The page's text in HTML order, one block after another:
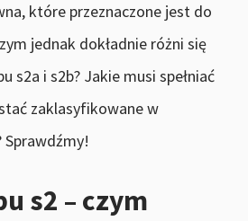
które przeznaczone jest do
jednak dokładnie różni się
s2a i s2b? Jakie musi spełniać
zaklasyfikowane w
s2 – czym